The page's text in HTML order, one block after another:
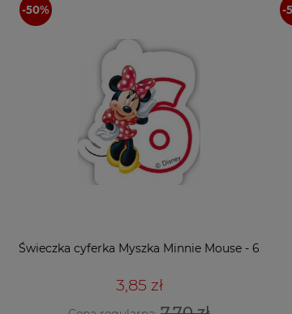
Świeczka cyferka Myszka Minnie Mouse - 6
3,85 zł